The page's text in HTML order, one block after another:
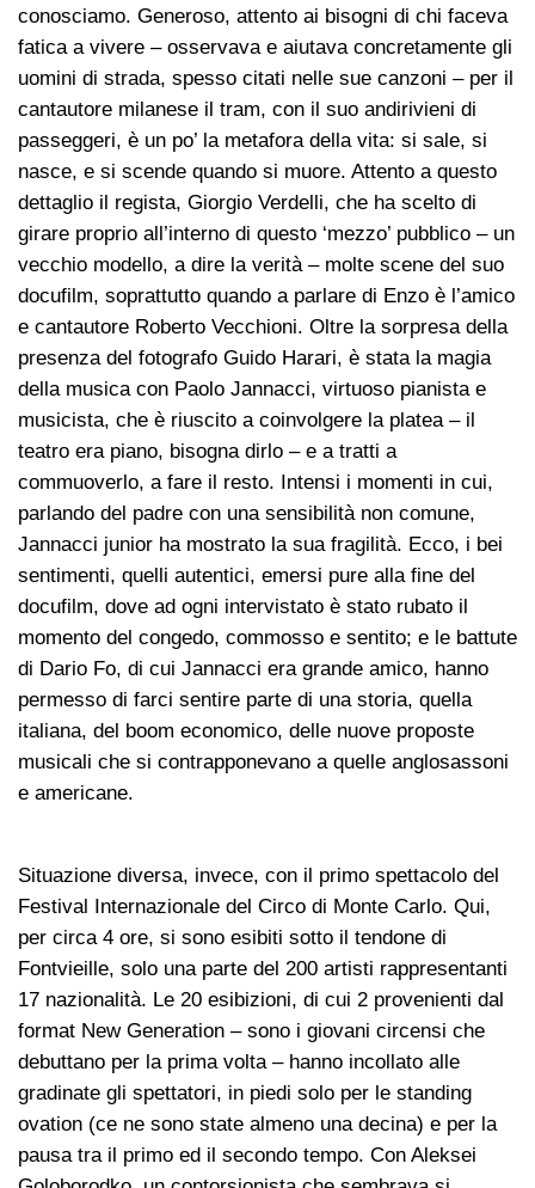
conosciamo. Generoso, attento ai bisogni di chi faceva
fatica a vivere – osservava e aiutava concretamente gli
uomini di strada, spesso citati nelle sue canzoni – per il
cantautore milanese il tram, con il suo andirivieni di
passeggeri, è un po’ la metafora della vita: si sale, si
nasce, e si scende quando si muore. Attento a questo
dettaglio il regista, Giorgio Verdelli, che ha scelto di
girare proprio all’interno di questo ‘mezzo’ pubblico – un
vecchio modello, a dire la verità – molte scene del suo
docufilm, soprattutto quando a parlare di Enzo è l’amico
e cantautore Roberto Vecchioni. Oltre la sorpresa della
presenza del fotografo Guido Harari, è stata la magia
della musica con Paolo Jannacci, virtuoso pianista e
musicista, che è riuscito a coinvolgere la platea – il
teatro era piano, bisogna dirlo – e a tratti a
commuoverlo, a fare il resto. Intensi i momenti in cui,
parlando del padre con una sensibilità non comune,
Jannacci junior ha mostrato la sua fragilità. Ecco, i bei
sentimenti, quelli autentici, emersi pure alla fine del
docufilm, dove ad ogni intervistato è stato rubato il
momento del congedo, commosso e sentito; e le battute
di Dario Fo, di cui Jannacci era grande amico, hanno
permesso di farci sentire parte di una storia, quella
italiana, del boom economico, delle nuove proposte
musicali che si contrapponevano a quelle anglosassoni
e americane.
Situazione diversa, invece, con il primo spettacolo del
Festival Internazionale del Circo di Monte Carlo. Qui,
per circa 4 ore, si sono esibiti sotto il tendone di
Fontvieille, solo una parte del 200 artisti rappresentanti
17 nazionalità. Le 20 esibizioni, di cui 2 provenienti dal
format New Generation – sono i giovani circensi che
debuttano per la prima volta – hanno incollato alle
gradinate gli spettatori, in piedi solo per le standing
ovation (ce ne sono state almeno una decina) e per la
pausa tra il primo ed il secondo tempo. Con Aleksei